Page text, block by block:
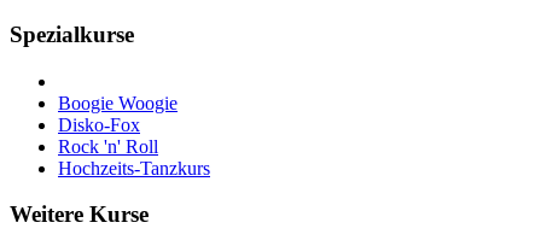
Spezialkurse
Boogie Woogie
Disko-Fox
Rock 'n' Roll
Hochzeits-Tanzkurs
Weitere Kurse